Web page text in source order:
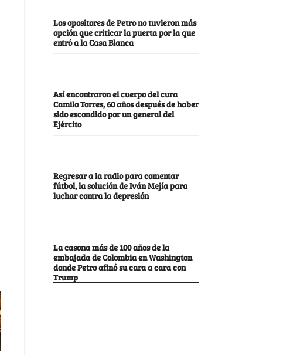
Los opositores de Petro no tuvieron más
opción que criticar la puerta por la que
entró a la Casa Blanca
Así encontraron el cuerpo del cura
Camilo Torres, 60 años después de haber
sido escondido por un general del
Ejército
Regresar a la radio para comentar
fútbol, la solución de Iván Mejía para
luchar contra la depresión
La casona más de 100 años de la
embajada de Colombia en Washington
donde Petro afinó su cara a cara con
Trump